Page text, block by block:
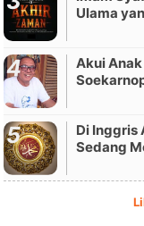
Ulama
Akui Anak
Di Inggris
Sedang